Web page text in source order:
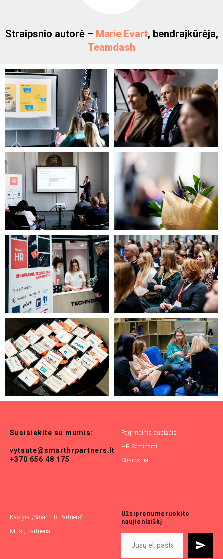
Straipsnio autorė – Marie Evart, bendraįkūrėja,
Teamdash
Susisiekite su mumis:
vytaute@smarthrpartners.lt
+370 656 48 175
Pagrindinis puslapis
HR Seminarai
Straipsniai
Kas yra „SmartHR Partners“
Mūsų partneriai
Užsiprenumeruokite
naujienlaiškį